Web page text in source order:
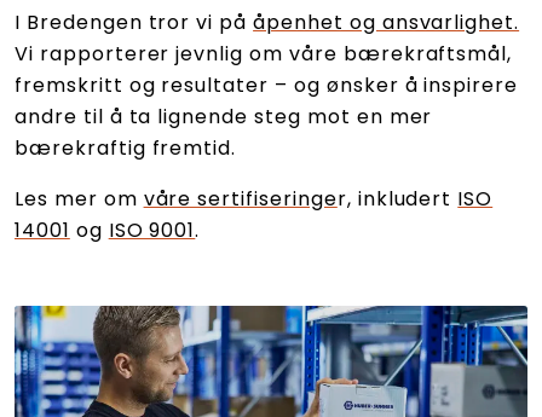
I Bredengen tror vi pååpenhet og ansvarlighet.
Vi rapporterer jevnlig om våre bærekraftsmål,
fremskritt og resultater – og ønsker å inspirere
andre til å ta lignende steg mot en mer
bærekraftig fremtid.
Les mer om våre sertifiseringer, inkludert ISO
14001 og ISO 9001.